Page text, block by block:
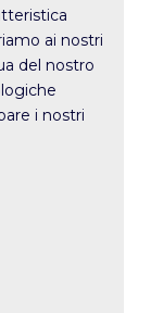
ai nostri
del nostro
i nostri